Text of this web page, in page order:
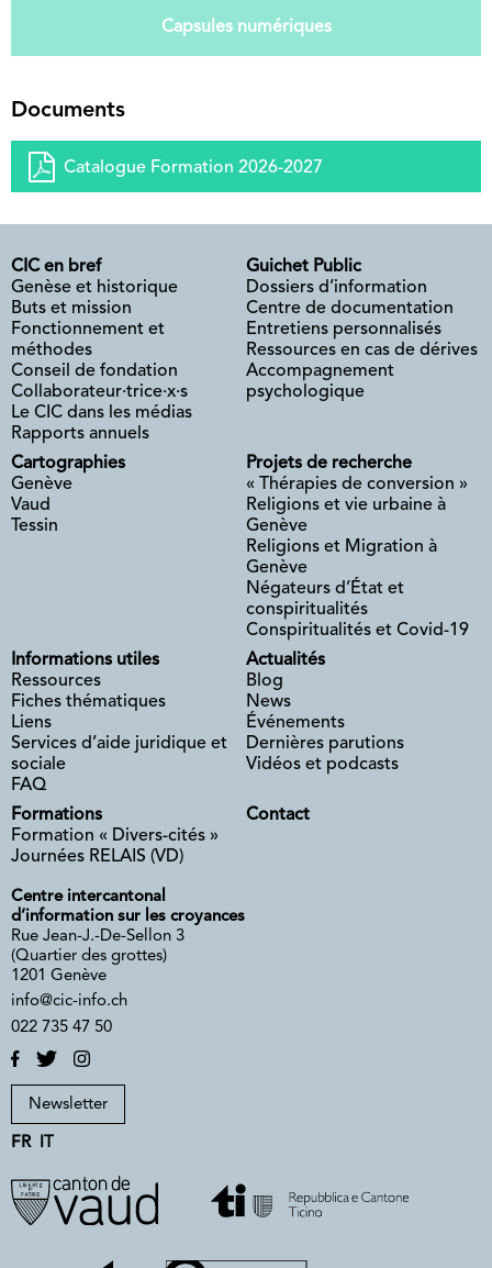
Capsules numériques
Documents
Catalogue Formation 2026-2027
CIC en bref
Genèse et historique
Buts et mission
Fonctionnement et
méthodes
Conseil de fondation
Collaborateur·trice·x·s
Le CIC dans les médias
Rapports annuels
Guichet Public
Dossiers d’information
Centre de documentation
Entretiens personnalisés
Ressources en cas de dérives
Accompagnement
psychologique
Cartographies
Genève
Vaud
Tessin
Projets de recherche
« Thérapies de conversion »
Religions et vie urbaine à
Genève
Religions et Migration à
Genève
Négateurs d’État et
conspiritualités
Conspiritualités et Covid-19
Informations utiles
Ressources
Fiches thématiques
Liens
Services d’aide juridique et
sociale
FAQ
Actualités
Blog
News
Événements
Dernières parutions
Vidéos et podcasts
Formations
Formation « Divers-cités »
Journées RELAIS (VD)
Contact
Centre intercantonal
d’information sur les croyances
Rue Jean-J.-De-Sellon 3
(Quartier des grottes)
1201 Genève
info@cic-info.ch
022 735 47 50
Newsletter
FR IT